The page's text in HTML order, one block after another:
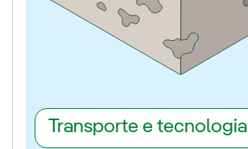
Transporte e tecnologia